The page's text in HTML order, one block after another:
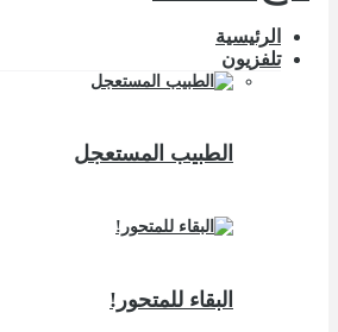
الرئيسية
تلفزيون
الطبيب المستعجل
البقاء للمتحور!